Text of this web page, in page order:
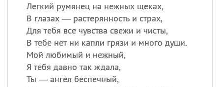
Легкий румянец на нежных щеках,
В глазах — растерянность и страх,
Для тебя все чувства свежи и чисты,
В тебе нет ни капли грязи и много души.
Мой любимый и нежный,
Я тебя давно так ждала,
Ты — ангел беспечный,